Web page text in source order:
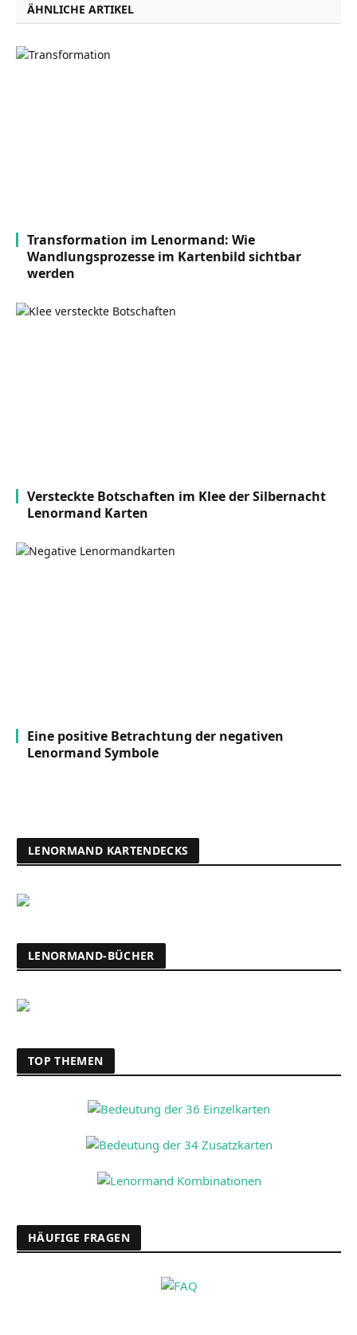
ÄHNLICHE ARTIKEL
Transformation im Lenormand: Wie
Wandlungsprozesse im Kartenbild sichtbar
werden
Versteckte Botschaften im Klee der Silbernacht
Lenormand Karten
Eine positive Betrachtung der negativen
Lenormand Symbole
LENORMAND KARTENDECKS
LENORMAND-BÜCHER
TOP THEMEN
HÄUFIGE FRAGEN